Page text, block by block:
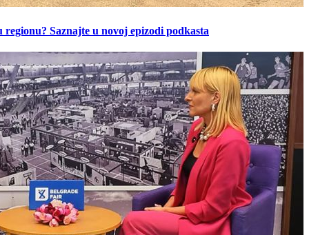
Saznajte u novoj epizodi podkasta